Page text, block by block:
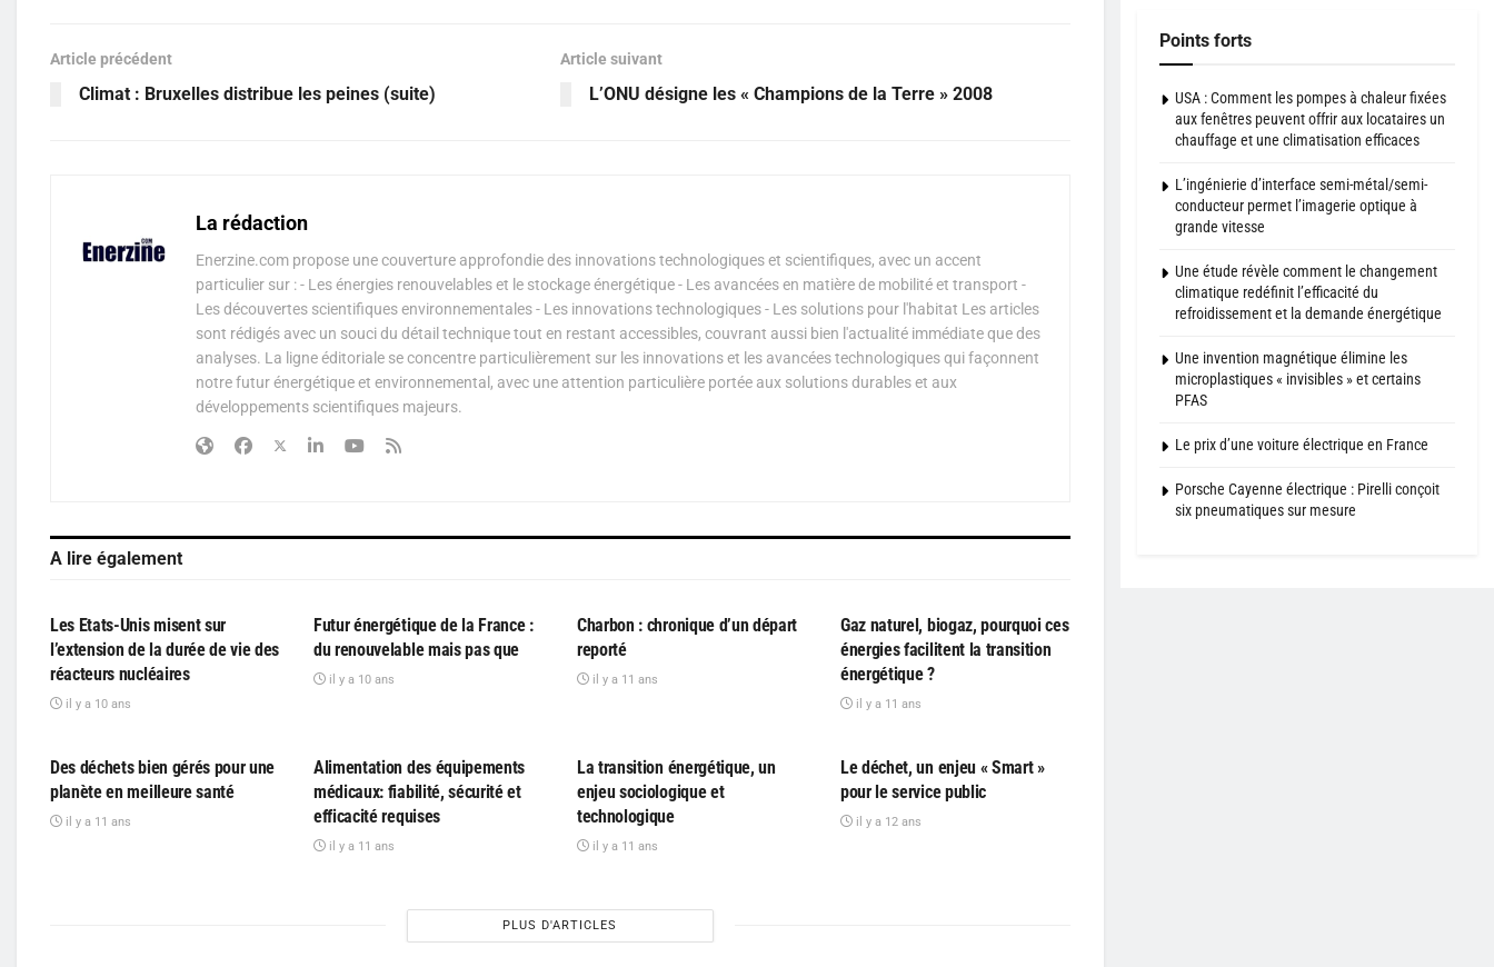
Article précédent
Climat : Bruxelles distribue les peines (suite)
Article suivant
L’ONU désigne les « Champions de la Terre » 2008
La rédaction
Enerzine.com propose une couverture approfondie des innovations technologiques et scientifiques, avec un accent
particulier sur : - Les énergies renouvelables et le stockage énergétique - Les avancées en matière de mobilité et transport -
Les découvertes scientifiques environnementales - Les innovations technologiques - Les solutions pour l'habitat Les articles
sont rédigés avec un souci du détail technique tout en restant accessibles, couvrant aussi bien l'actualité immédiate que des
analyses. La ligne éditoriale se concentre particulièrement sur les innovations et les avancées technologiques qui façonnent
notre futur énergétique et environnemental, avec une attention particulière portée aux solutions durables et aux
développements scientifiques majeurs.
A lire également
Les Etats-Unis misent sur
l’extension de la durée de vie des
réacteurs nucléaires
il y a 10 ans
Futur énergétique de la France :
du renouvelable mais pas que
il y a 10 ans
Charbon : chronique d’un départ
reporté
il y a 11 ans
Gaz naturel, biogaz, pourquoi ces
énergies facilitent la transition
énergétique ?
il y a 11 ans
Des déchets bien gérés pour une
planète en meilleure santé
il y a 11 ans
Alimentation des équipements
médicaux: fiabilité, sécurité et
efficacité requises
il y a 11 ans
La transition énergétique, un
enjeu sociologique et
technologique
il y a 11 ans
Le déchet, un enjeu « Smart »
pour le service public
il y a 12 ans
PLUS D'ARTICLES
Points forts
USA : Comment les pompes à chaleur fixées
aux fenêtres peuvent offrir aux locataires un
chauffage et une climatisation efficaces
L’ingénierie d’interface semi-métal/semi-
conducteur permet l’imagerie optique à
grande vitesse
Une étude révèle comment le changement
climatique redéfinit l’efficacité du
refroidissement et la demande énergétique
Une invention magnétique élimine les
microplastiques « invisibles » et certains
PFAS
Le prix d’une voiture électrique en France
Porsche Cayenne électrique : Pirelli conçoit
six pneumatiques sur mesure